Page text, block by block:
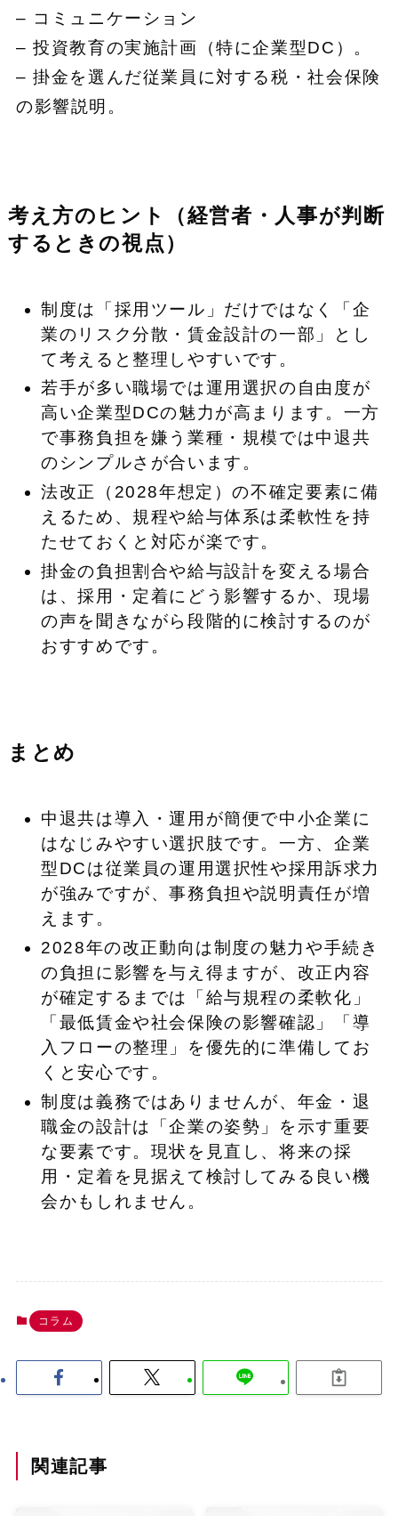
– コミュニケーション
– 投資教育の実施計画（特に企業型DC）。
– 掛金を選んだ従業員に対する税・社会保険
の影響説明。
考え方のヒント（経営者・人事が判断
するときの視点）
制度は「採用ツール」だけではなく「企
業のリスク分散・賃金設計の一部」とし
て考えると整理しやすいです。
若手が多い職場では運用選択の自由度が
高い企業型DCの魅力が高まります。一方
で事務負担を嫌う業種・規模では中退共
のシンプルさが合います。
法改正（2028年想定）の不確定要素に備
えるため、規程や給与体系は柔軟性を持
たせておくと対応が楽です。
掛金の負担割合や給与設計を変える場合
は、採用・定着にどう影響するか、現場
の声を聞きながら段階的に検討するのが
おすすめです。
まとめ
中退共は導入・運用が簡便で中小企業に
はなじみやすい選択肢です。一方、企業
型DCは従業員の運用選択性や採用訴求力
が強みですが、事務負担や説明責任が増
えます。
2028年の改正動向は制度の魅力や手続き
の負担に影響を与え得ますが、改正内容
が確定するまでは「給与規程の柔軟化」
「最低賃金や社会保険の影響確認」「導
入フローの整理」を優先的に準備してお
くと安心です。
制度は義務ではありませんが、年金・退
職金の設計は「企業の姿勢」を示す重要
な要素です。現状を見直し、将来の採
用・定着を見据えて検討してみる良い機
会かもしれません。
コラム
関連記事